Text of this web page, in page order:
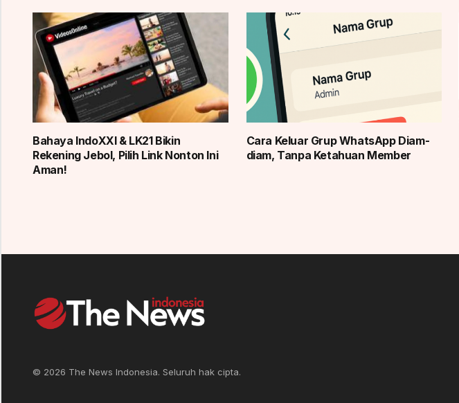
Bahaya IndoXXI & LK21 Bikin
Rekening Jebol, Pilih Link Nonton Ini
Aman!
Cara Keluar Grup WhatsApp Diam-
diam, Tanpa Ketahuan Member
© 2026 The News Indonesia. Seluruh hak cipta.